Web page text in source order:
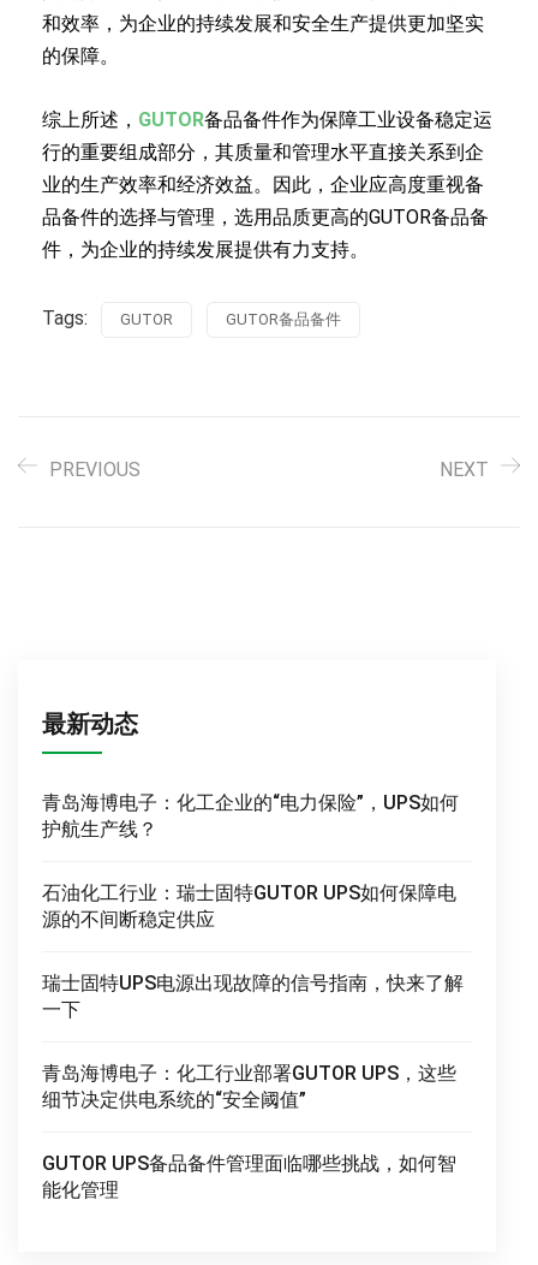
和效率，为企业的持续发展和安全生产提供更加坚实
的保障。
综上所述， GUTOR备品备件作为保障工业设备稳定运
行的重要组成部分，其质量和管理水平直接关系到企
业的生产效率和经济效益。因此，企业应高度重视备
品备件的选择与管理，选用品质更高的GUTOR备品备
件，为企业的持续发展提供有力支持。
Tags: GUTOR GUTOR备品备件
PREVIOUS NEXT
最新动态
青岛海博电子：化工企业的“电力保险”，UPS如何
护航生产线？
石油化工行业：瑞士固特GUTOR UPS如何保障电
源的不间断稳定供应
瑞士固特UPS电源出现故障的信号指南，快来了解
一下
青岛海博电子：化工行业部署GUTOR UPS，这些
细节决定供电系统的“安全阈值”
GUTOR UPS备品备件管理面临哪些挑战，如何智
能化管理